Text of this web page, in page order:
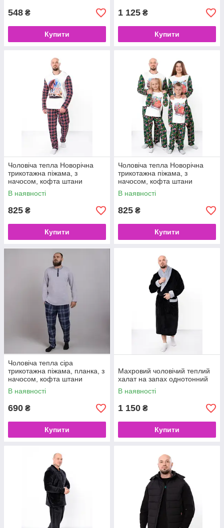
548 ₴
Купити
1 125 ₴
Купити
Чоловіча тепла Новорічна
трикотажна піжама, з
начосом, кофта штани
В наявності
825 ₴
Купити
Чоловіча тепла Новорічна
трикотажна піжама, з
начосом, кофта штани
В наявності
825 ₴
Купити
Чоловіча тепла сіра
трикотажна піжама, планка, з
начосом, кофта штани
В наявності
690 ₴
Купити
Махровий чоловічий теплий
халат на запах однотонний
В наявності
1 150 ₴
Купити